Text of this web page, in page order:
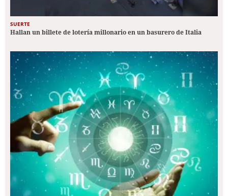
SUERTE
Hallan un billete de lotería millonario en un basurero de Italia